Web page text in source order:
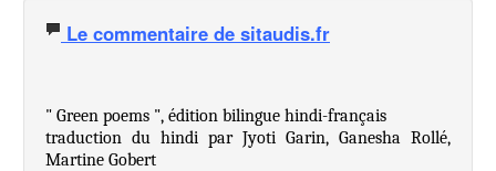
Le commentaire de sitaudis.fr
" Green poems ", édition bilingue hindi-français
traduction du hindi par Jyoti Garin, Ganesha Rollé,
Martine Gobert